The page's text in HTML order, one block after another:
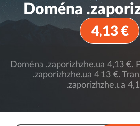
Doména
4,13 €
Doména .zaporizhzhe.ua 4,13 €.
.zaporizhzhe.ua 4,13 €.
.zaporizhzhe.ua